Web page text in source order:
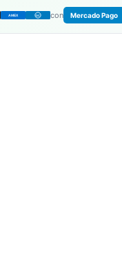
AMEX DC con Mercado Pago